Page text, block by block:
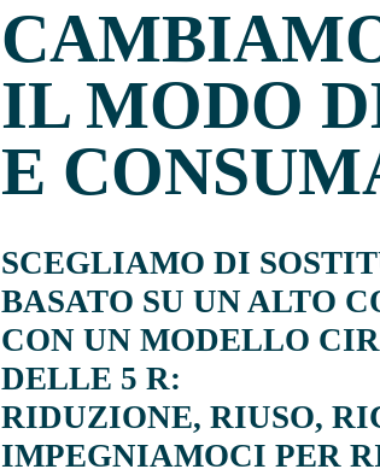
IL MODO
E
SCEGLIAMO DI
BASATO SU UN ALTO
CON UN MODELLO
DELLE 5 R:
RIDUZIONE, RIUSO,
IMPEGNIAMOCI PER